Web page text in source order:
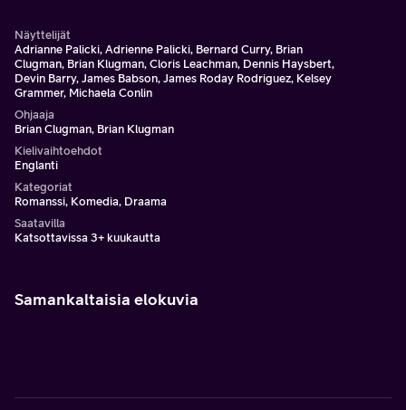
Näyttelijät
Adrianne Palicki, Adrienne Palicki, Bernard Curry, Brian
Clugman, Brian Klugman, Cloris Leachman, Dennis Haysbert,
Devin Barry, James Babson, James Roday Rodriguez, Kelsey
Grammer, Michaela Conlin
Ohjaaja
Brian Clugman, Brian Klugman
Kielivaihtoehdot
Englanti
Kategoriat
Romanssi, Komedia, Draama
Saatavilla
Katsottavissa 3+ kuukautta
Samankaltaisia elokuvia